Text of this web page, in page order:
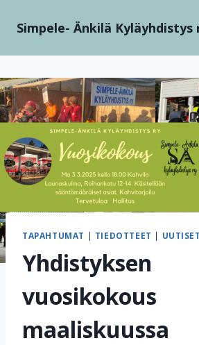
sisältöön
Simpele- Änkilä Kyläyhdistys
TAPAHTUMAT | TIEDOTTEET | UUTISET
Yhdistyksen
vuosikokous
maaliskuussa